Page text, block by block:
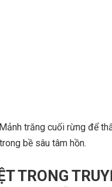
trăng cuối rừng để
bề sâu tâm hồn.
TRONG